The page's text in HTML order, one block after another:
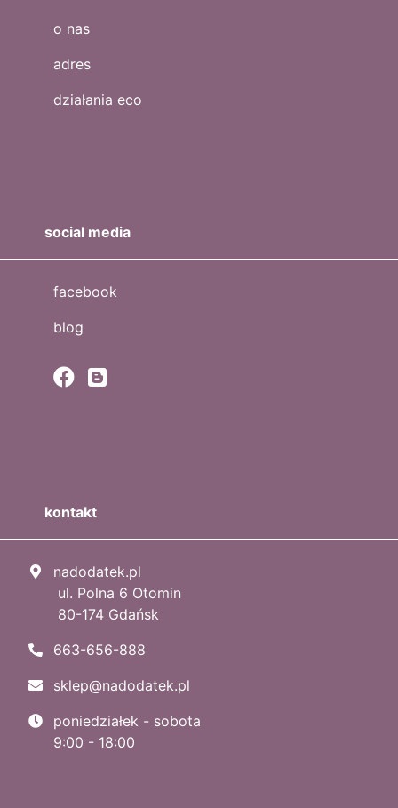
o nas
adres
działania eco
social media
facebook
blog
kontakt
nadodatek.pl
ul. Polna 6 Otomin
80-174 Gdańsk
663-656-888
sklep@nadodatek.pl
poniedziałek - sobota
9:00 - 18:00